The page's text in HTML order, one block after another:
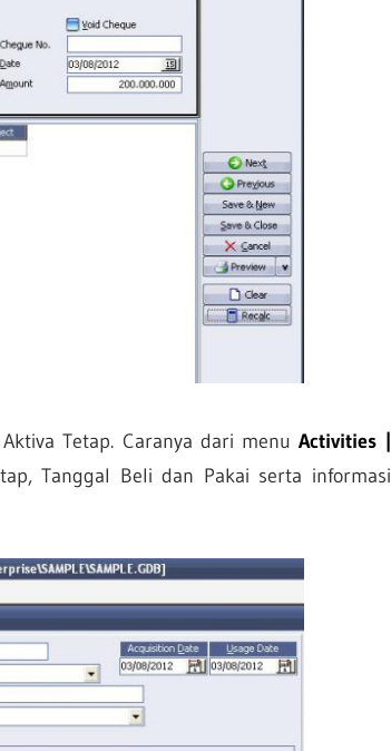
Tetap. Caranya dari menuActivities |
Tanggal Beli dan Pakai serta informasi